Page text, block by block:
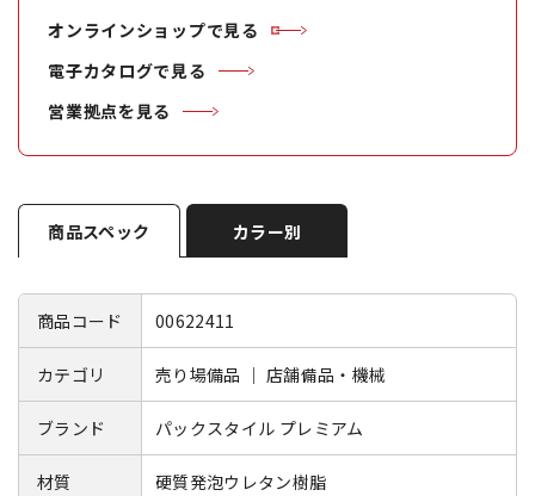
オンラインショップで見る
電子カタログで見る
営業拠点を見る
商品スペック カラー別
商品コード 00622411
カテゴリ 売り場備品 ｜ 店舗備品・機械
ブランド パックスタイル プレミアム
材質 硬質発泡ウレタン樹脂